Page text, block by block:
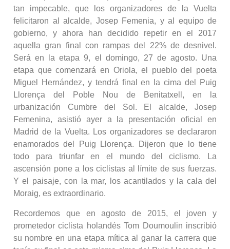
tan impecable, que los organizadores de la Vuelta
felicitaron al alcalde, Josep Femenia, y al equipo de
gobierno, y ahora han decidido repetir en el 2017
aquella gran final con rampas del 22% de desnivel.
Será en la etapa 9, el domingo, 27 de agosto. Una
etapa que comenzará en Oriola, el pueblo del poeta
Miguel Hernández, y tendrá final en la cima del Puig
Llorença del Poble Nou de Benitatxell, en la
urbanización Cumbre del Sol. El alcalde, Josep
Femenina, asistió ayer a la presentación oficial en
Madrid de la Vuelta. Los organizadores se declararon
enamorados del Puig Llorença. Dijeron que lo tiene
todo para triunfar en el mundo del ciclismo. La
ascensión pone a los ciclistas al límite de sus fuerzas.
Y el paisaje, con la mar, los acantilados y la cala del
Moraig, es extraordinario.
Recordemos que en agosto de 2015, el joven y
prometedor ciclista holandés Tom Doumoulin inscribió
su nombre en una etapa mítica al ganar la carrera que